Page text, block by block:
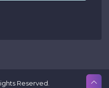
Reserved.